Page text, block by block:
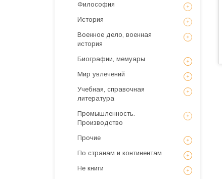
Философия
История
Военное дело, военная
история
Биографии, мемуары
Мир увлечений
Учебная, справочная
литература
Промышленность.
Производство
Прочие
По странам и континентам
Не книги